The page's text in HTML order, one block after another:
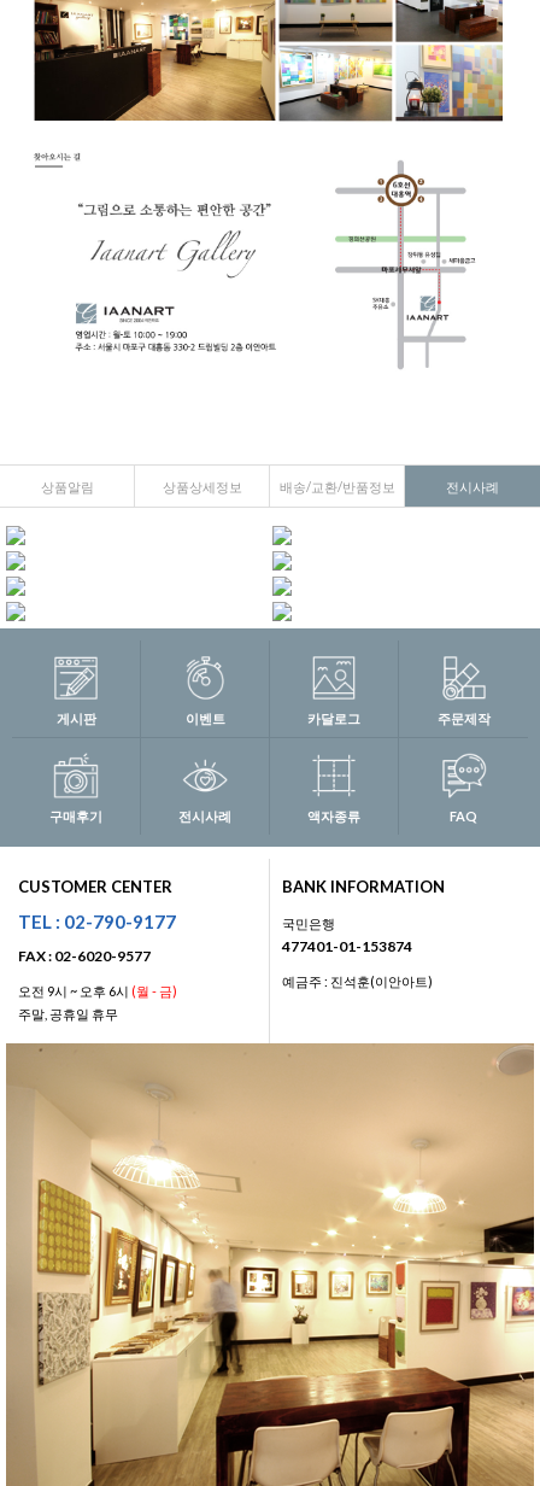
상품알림 상품상세정보 배송/교환/반품정보 전시사례
게시판 이벤트 카달로그 주문제작
구매후기 전시사례 액자종류 FAQ
CUSTOMER CENTER
TEL : 02-790-9177
FAX : 02-6020-9577
오전 9시 ~ 오후 6시 (월 - 금)
주말, 공휴일 휴무
BANK INFORMATION
국민은행
477401-01-153874
예금주 : 진석훈(이안아트)